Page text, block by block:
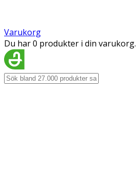
Varukorg
Du har 0 produkter i din varukorg.